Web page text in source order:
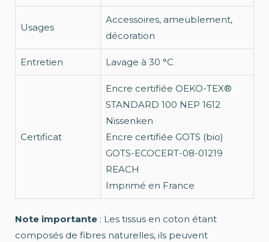
Usages
Accessoires, ameublement,
décoration
Entretien Lavage à 30 °C
Certificat
Encre certifiée OEKO-TEX®
STANDARD 100 NEP 1612
Nissenken
Encre certifiée GOTS (bio)
GOTS-ECOCERT-08-01219
REACH
Imprimé en France
Note importante : Les tissus en coton étant
composés de fibres naturelles, ils peuvent